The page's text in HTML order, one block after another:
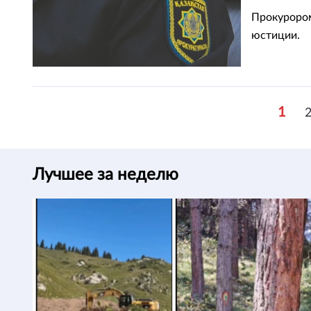
юстиции.
1 2
Лучшее за неделю